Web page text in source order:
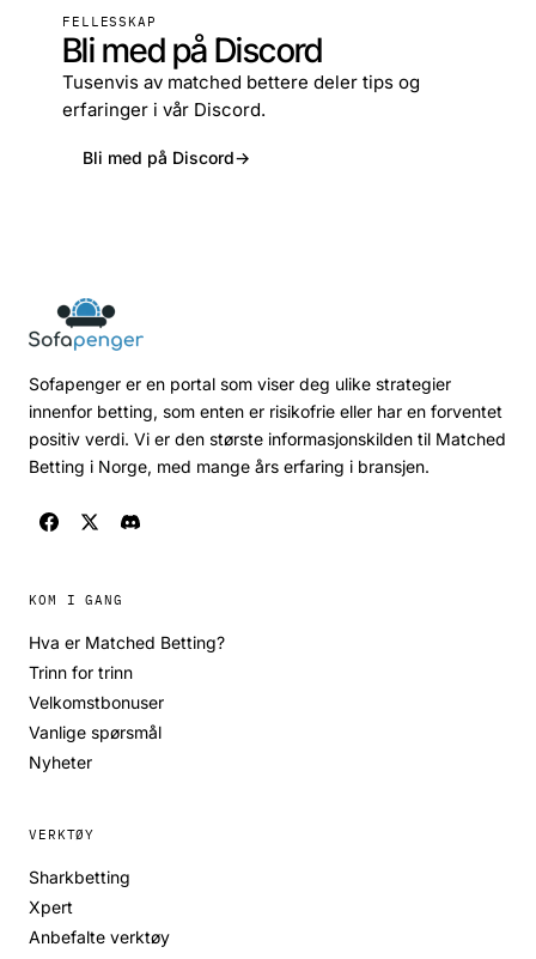
FELLESSKAP
Bli med på Discord
Tusenvis av matched bettere deler tips og
erfaringer i vår Discord.
Bli med på Discord→
Sofapenger er en portal som viser deg ulike strategier
innenfor betting, som enten er risikofrie eller har en forventet
positiv verdi. Vi er den største informasjonskilden til Matched
Betting i Norge, med mange års erfaring i bransjen.
KOM I GANG
Hva er Matched Betting?
Trinn for trinn
Velkomstbonuser
Vanlige spørsmål
Nyheter
VERKTØY
Sharkbetting
Xpert
Anbefalte verktøy